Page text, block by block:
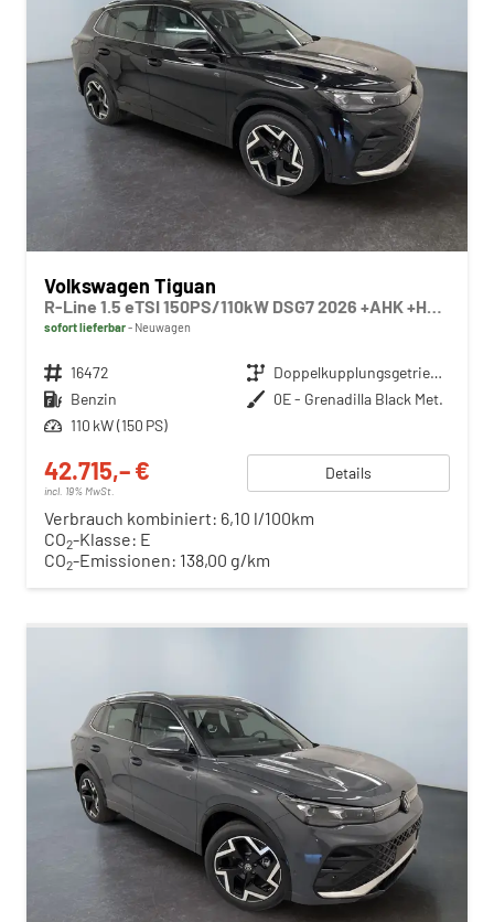
Volkswagen Tiguan
R-Line 1.5 eTSI 150PS/110kW DSG7 2026 +AHK +HuD +15" Infotainment
sofort lieferbar Neuwagen
Fahrzeugnr. 16472 Getriebe
Doppelkupplungsgetriebe (DSG)
Kraftstoff Benzin Außenfarbe 0E - Grenadilla Black Met.
Leistung 110 kW (150 PS)
42.715,– €
incl. 19% MwSt.
Details
Verbrauch kombiniert: 6,10 l/100km
CO2-Klasse: E
CO2-Emissionen: 138,00 g/km